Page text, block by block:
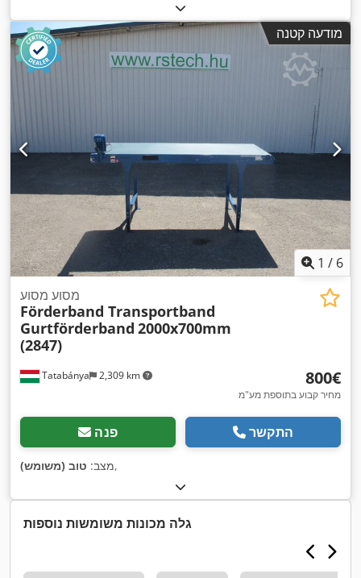
מודעה קטנה
1 / 6
Tatabánya 2,309 km
מסוע מסוע
Förderband Transportband
Gurtförderband 2000x700mm
(2847)
‏800 ‏€
מחיר קבוע בתוספת מע"מ
פנה התקשר
מצב: טוב (משומש) ,
גלה מכונות משומשות נוספות